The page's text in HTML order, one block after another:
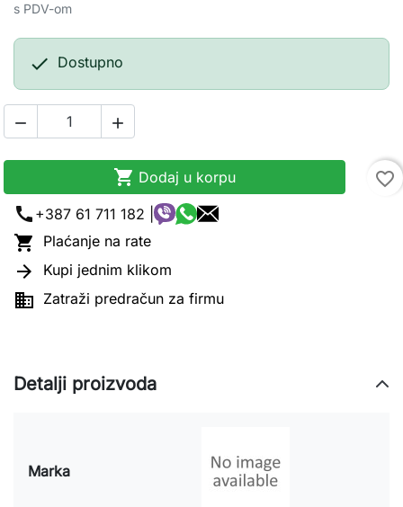
s PDV-om
 Dostupno
 
 Dodaj u korpu
favorite_border
call +387 61 711 182 |
 Plaćanje na rate
 Kupi jednim klikom
 Zatraži predračun za firmu
Detalji proizvoda
Marka